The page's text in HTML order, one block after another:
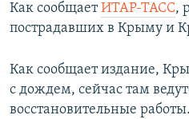
Как сообщаетИТАР-ТАСС,
пострадавших в Крыму и
Как сообщает издание,
с дождем, сейчас там
восстановительные работы.